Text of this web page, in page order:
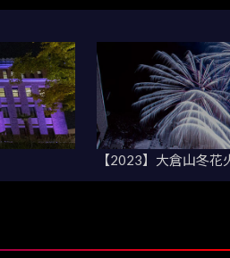
【2023】大倉山冬